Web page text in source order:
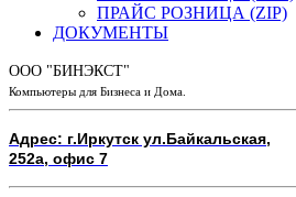
ПРАЙС РОЗНИЦА (ZIP)
ДОКУМЕНТЫ
ООО "БИНЭКСТ"
Компьютеры для Бизнеса и Дома.
Адрес: г.Иркутск ул.Байкальская,
252а, офис 7